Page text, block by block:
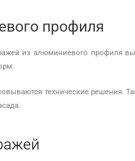
профиля
из алюминиевого профиля
технические решения.